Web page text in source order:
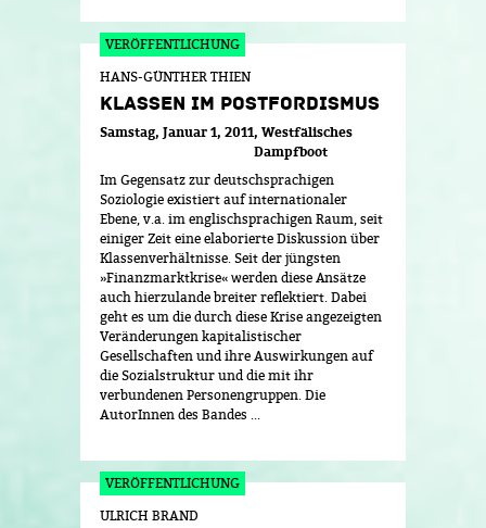
HANS-GÜNTHER THIEN
KLASSEN IM POSTFORDISMUS
Samstag, Januar 1, 2011 Westfälisches
Dampfboot
Im Gegensatz zur deutschsprachigen
Soziologie existiert auf internationaler
Ebene, v.a. im englischsprachigen Raum, seit
einiger Zeit eine elaborierte Diskussion über
Klassenverhältnisse. Seit der jüngsten
»Finanzmarktkrise« werden diese Ansätze
auch hierzulande breiter reflektiert. Dabei
geht es um die durch diese Krise angezeigten
Veränderungen kapitalistischer
Gesellschaften und ihre Auswirkungen auf
die Sozialstruktur und die mit ihr
verbundenen Personengruppen. Die
AutorInnen des Bandes ...
ULRICH BRAND